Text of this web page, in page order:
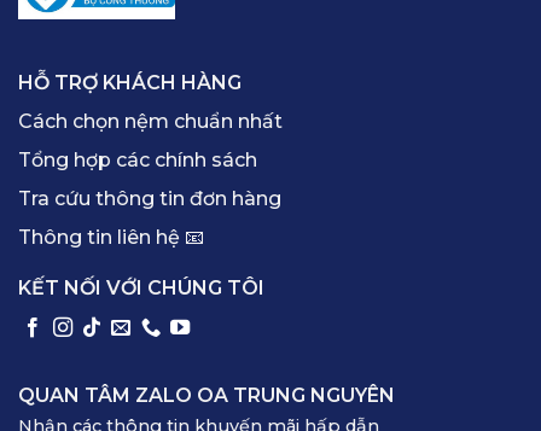
HỖ TRỢ KHÁCH HÀNG
Cách chọn nệm chuẩn nhất
Tổng hợp các chính sách
Tra cứu thông tin đơn hàng
Thông tin liên hệ 📧
KẾT NỐI VỚI CHÚNG TÔI
QUAN TÂM ZALO OA TRUNG NGUYÊN
Nhận các thông tin khuyến mãi hấp dẫn